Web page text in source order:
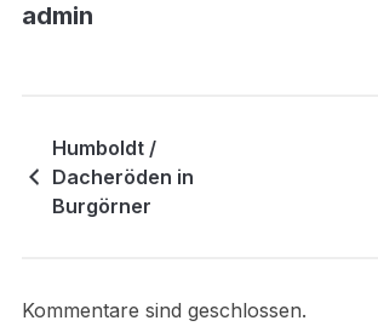
admin
Humboldt /
Dacheröden in
Burgörner
Kommentare sind geschlossen.